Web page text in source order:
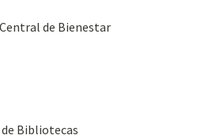
de Bienestar
Bibliotecas